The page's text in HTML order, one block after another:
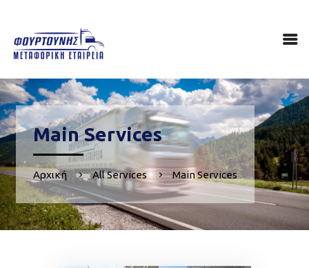
Main Services
Αρχική All Services Main Services
ΑΡΧΙΚΉ
ΥΠΗΡΕΣΊΕΣ
ΕΠΙΚΟΙΝΩΝΊΑ